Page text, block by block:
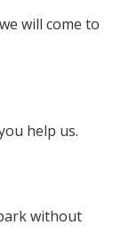
will come to
help us.
without